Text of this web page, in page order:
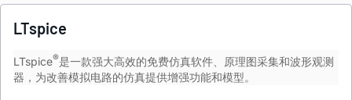
LTspice
LTspice®是一款强大高效的免费仿真软件、原理图采集和波形观测
器，为改善模拟电路的仿真提供增强功能和模型。